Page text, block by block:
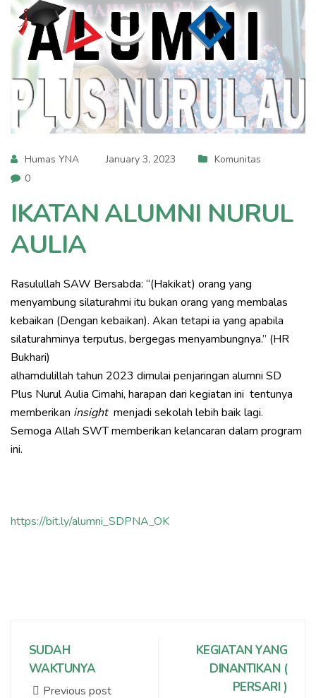
Humas YNA January 3, 2023
Komunitas
0
IKATAN ALUMNI NURUL
AULIA
Rasulullah SAW Bersabda: “(Hakikat) orang yang
menyambung silaturahmi itu bukan orang yang membalas
kebaikan (Dengan kebaikan). Akan tetapi ia yang apabila
silaturahminya terputus, bergegas menyambungnya.” (HR
Bukhari)
alhamdulillah tahun 2023 dimulai penjaringan alumni SD
Plus Nurul Aulia Cimahi, harapan dari kegiatan ini tentunya
memberikan insight menjadi sekolah lebih baik lagi.
Semoga Allah SWT memberikan kelancaran dalam program
ini.
https://bit.ly/alumni_SDPNA_OK
SUDAH
WAKTUNYA
Previous post
KEGIATAN YANG
DINANTIKAN (
PERSARI )